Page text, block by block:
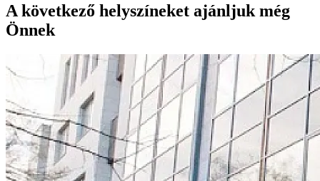
A következő helyszíneket ajánljuk még
Önnek